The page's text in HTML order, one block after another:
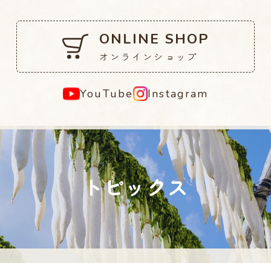
ONLINE SHOP
オンラインショップ
YouTube Instagram
トピックス